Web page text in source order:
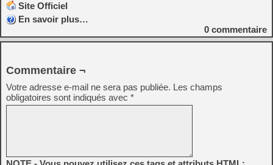
Site Officiel
En savoir plus…
0 commentaire
Commentaire ¬
Votre adresse e-mail ne sera pas publiée. Les champs
obligatoires sont indiqués avec *